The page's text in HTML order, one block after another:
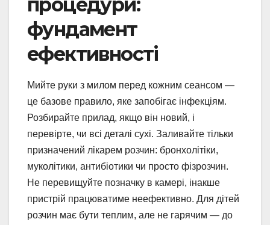
фундамент
ефективності
Мийте руки з милом перед кожним сеансом —
це базове правило, яке запобігає інфекціям.
Розбирайте прилад, якщо він новий, і
перевірте, чи всі деталі сухі. Заливайте тільки
призначений лікарем розчин: бронхолітіки,
муколітики, антибіотики чи просто фізрозчин.
Не перевищуйте позначку в камері, інакше
пристрій працюватиме неефективно. Для дітей
розчин має бути теплим, але не гарячим — до